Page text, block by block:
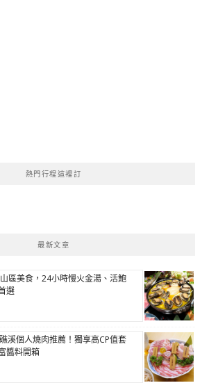
熱門行程這裡訂
最新文章
山區美食，24小時慢火金湯、活鮑
選
溪個人燒肉推薦！獨享高CP值套
醬料開箱